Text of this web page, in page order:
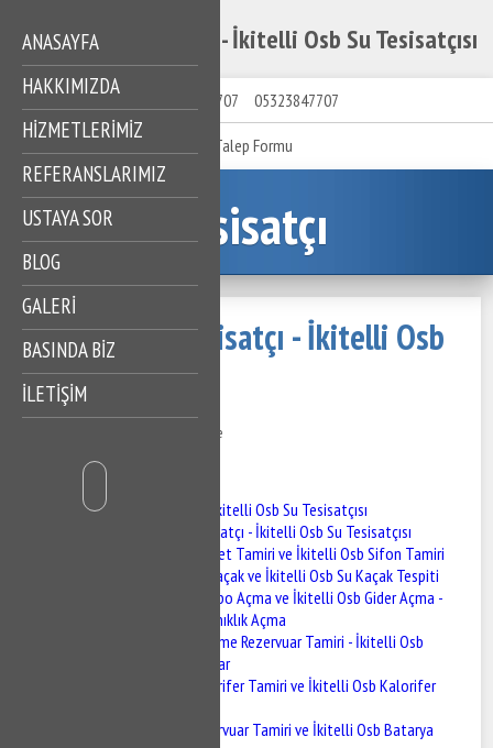
İkitelli Osb Tesisatçı - İkitelli Osb Su Tesisatçısı
ANASAYFA
HAKKIMIZDA
HIZMETLERIMIZ
REFERANSLARIMIZ
USTAYA SOR
BLOG
GALERİ
BASINDA BİZ
İLETİŞİM
05323847707 05323847707
Talep Formu
Tesisatçı
İkitelli Osb Tesisatçı - İkitelli Osb
Su Tesisatçısı
752 Görüntüleme
İçindekiler
İkitelli Osb Tesisatçı - İkitelli Osb Su Tesisatçısı
İkitelli Osb Tesisatçı - İkitelli Osb Su Tesisatçısı
İkitelli Osb Klozet Tamiri ve İkitelli Osb Sifon Tamiri
İkitelli Osb Su Kaçak ve İkitelli Osb Su Kaçak Tespiti
İkitelli Osb Lavabo Açma ve İkitelli Osb Gider Açma -
İkitelli Osb Tıkanıklık Açma
İkitelli Osb Gömme Rezervuar Tamiri - İkitelli Osb
Gömme Rezervuar
İkitelli Osb Kalorifer Tamiri ve İkitelli Osb Kalorifer
İkitelli Osb Rezervuar Tamiri ve İkitelli Osb Batarya